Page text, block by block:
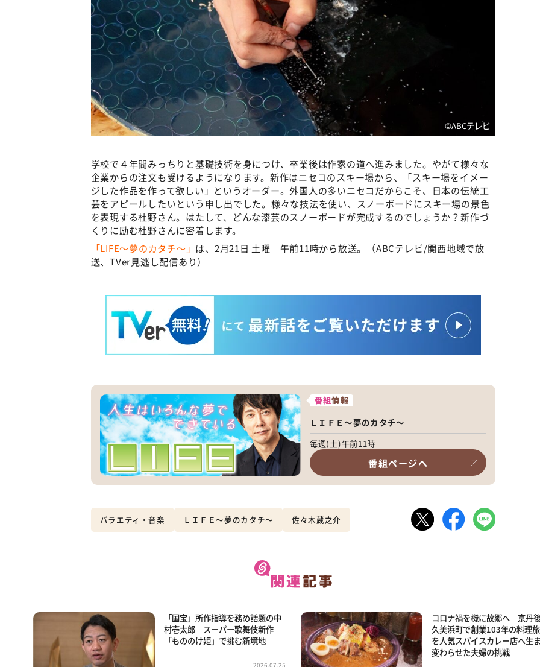
©ABCテレビ
学校で４年間みっちりと基礎技術を身につけ、卒業後は作家の道へ進みました。やがて様々な
企業からの注文も受けるようになります。新作はニセコのスキー場から、「スキー場をイメー
ジした作品を作って欲しい」というオーダー。外国人の多いニセコだからこそ、日本の伝統工
芸をアピールしたいという申し出でした。様々な技法を使い、スノーボードにスキー場の景色
を表現する杜野さん。はたして、どんな漆芸のスノーボードが完成するのでしょうか？新作づ
くりに励む杜野さんに密着します。
「LIFE～夢のカタチ～」 は、2月21日 土曜 午前11時から放送。（ABCテレビ/関西地域で放
送、TVer見逃し配信あり）
番組情報
ＬＩＦＥ～夢のカタチ～
毎週(土)午前11時
番組ページへ
バラエティ・音楽 ＬＩＦＥ～夢のカタチ～ 佐々木蔵之介
「国宝」所作指導を務め話題の中
村壱太郎 スーパー歌舞伎新作
「もののけ姫」で挑む新境地
2026.07.25
コロナ禍を機に故郷へ 京丹後
久美浜町で創業103年の料理
を人気スパイスカレー店へ生
変わらせた夫婦の挑戦